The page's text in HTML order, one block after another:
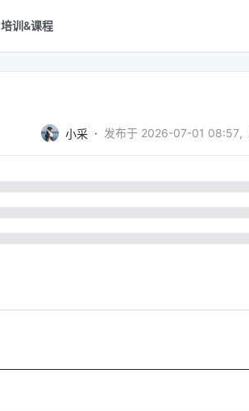
培训&课程
小采 · 发布于 2026-07-01 08:57,